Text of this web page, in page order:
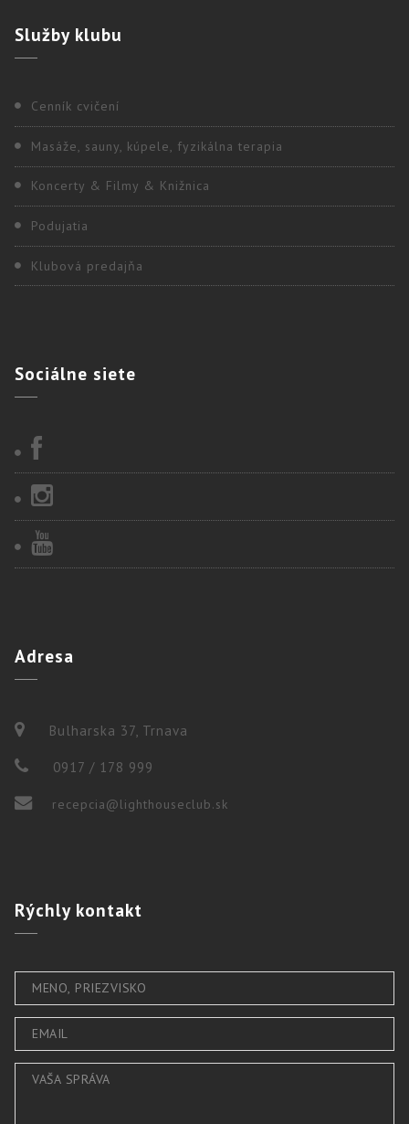
Službyklubu
Cenník cvičení
Masáže, sauny, kúpele, fyzikálna terapia
Koncerty & Filmy & Knižnica
Podujatia
Klubová predajňa
Sociálne siete
Adresa
Bulharska 37, Trnava
0917 / 178 999
recepcia@lighthouseclub.sk
Rýchlykontakt